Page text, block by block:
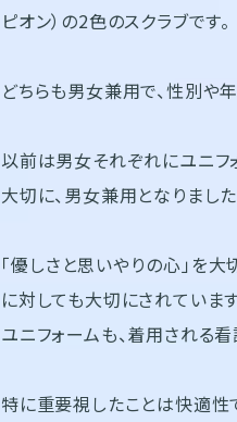
ピオン）の2色のスクラブです。
どちらも男女兼用で、性別や
以前は男女それぞれにユニフ
大切に、男女兼用となりました
「優しさと思いやりの心」を
に対しても大切にされています
ユニフォームも、着用される
特に重要視したことは快適性